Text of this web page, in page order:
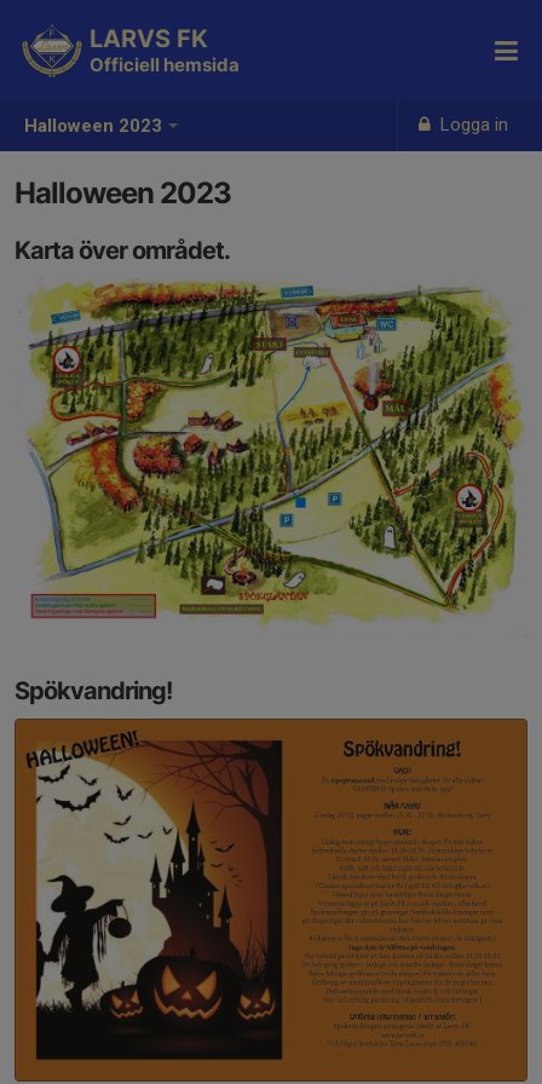
Halloween 2023 Logga in
LARVS FK
Officiell hemsida
Halloween 2023
Karta över området.
Spökvandring!